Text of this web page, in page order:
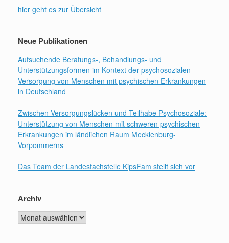
hier geht es zur Übersicht
Neue Publikationen
Aufsuchende Beratungs-, Behandlungs- und
Unterstützungsformen im Kontext der psychosozialen
Versorgung von Menschen mit psychischen Erkrankungen
in Deutschland
Zwischen Versorgungslücken und Teilhabe Psychosoziale:
Unterstützung von Menschen mit schweren psychischen
Erkrankungen im ländlichen Raum Mecklenburg-
Vorpommerns
Das Team der Landesfachstelle KipsFam stellt sich vor
Archiv
Archiv